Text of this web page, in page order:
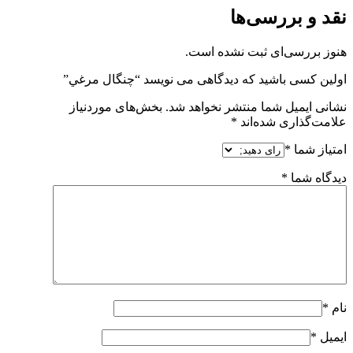
نقد و بررسی‌ها
هنوز بررسی‌ای ثبت نشده است.
اولین کسی باشید که دیدگاهی می نویسد “چنگال مرغي”
نشانی ایمیل شما منتشر نخواهد شد. بخش‌های موردنیاز
علامت‌گذاری شده‌اند *
امتیاز شما *
دیدگاه شما *
نام *
ایمیل *